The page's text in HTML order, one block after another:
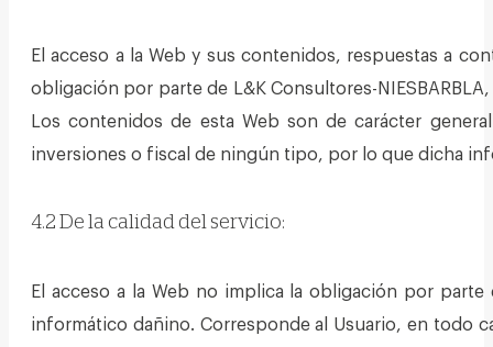
El acceso a la Web y sus contenidos, respuestas a
obligación por parte de L&K Consultores-
Los contenidos de esta Web son de carácter
inversiones o fiscal de ningún tipo, por lo que dicha
4.2 De la calidad del servicio:
El acceso a la Web no implica la obligación por
informático dañino. Corresponde al Usuario, en todo